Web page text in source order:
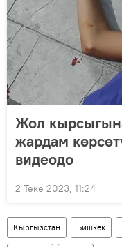
Жол
жардам
видеодо
2 Теке 2023, 11:24
Кыргызстан Бишкек